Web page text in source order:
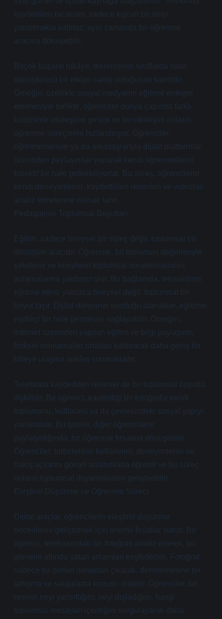
kaydedilen bir resim, sadece kişisel bir anıyı
yansıtmakla kalmaz, aynı zamanda bir öğrenme
aracına dönüşebilir.
Birçok başarılı hikâye, teknolojinin sınıflarda nasıl
dönüştürücü bir etkiye sahip olduğunun kanıtıdır.
Örneğin, özellikle sosyal medyanın eğitime entegre
edilmesiyle birlikte, öğrenciler dünya çapında farklı
kültürlerle etkileşime giriyor ve bu etkileşim onların
öğrenme süreçlerini hızlandırıyor. Öğrenciler,
öğretmenleriyle ya da arkadaşlarıyla dijital platformlar
üzerinden paylaşımlar yaparak kendi öğrenmelerini
kolektif bir hale getirebiliyorlar. Bu süreç, öğrencilerin
kendi deneyimlerini, kaydettikleri resimleri ve videoları
analiz etmelerine olanak tanır.
Pedagojinin Toplumsal Boyutları
Eğitim, sadece bireysel bir süreç değil, toplumsal bir
dönüşüm aracıdır. Öğrenme, bir toplumun değerleriyle
şekillenir ve bireylerin toplumsal sorumluluklarını
anlamalarına yardımcı olur. Bu bağlamda, teknolojinin
eğitime etkisi yalnızca bireysel değil, toplumsal bir
boyut taşır. Dijital dünyanın sunduğu olanaklar, eğitimin
eşitlikçi bir hale gelmesini sağlayabilir. Örneğin,
internet üzerinden yapılan eğitim ve bilgi paylaşımı,
fiziksel sınırlamaları ortadan kaldırarak daha geniş bir
kitleye ulaşma imkânı sunmaktadır.
Telefonda kaydedilen resimler de bu toplumsal boyutla
ilişkilidir. Bir öğrenci, kaydettiği bir fotoğrafla kendi
toplumunu, kültürünü ya da çevresindeki sosyal yapıyı
yansıtabilir. Bu görsel, diğer öğrencilerle
paylaşıldığında, bir öğrenme fırsatına dönüşebilir.
Öğrenciler, birbirlerinin kültürlerini, deneyimlerini ve
bakış açılarını görsel anlatımlarla öğrenir ve bu süreç
onların toplumsal duyarlılıklarını geliştirebilir.
Eleştirel Düşünme ve Öğrenme Süreci
Dijital araçlar, öğrencilerin eleştirel düşünme
becerilerini geliştirmek için önemli fırsatlar sunar. Bir
öğrenci, telefonundaki bir fotoğrafı analiz ederek, bu
görselin altında yatan anlamları keşfedebilir. Fotoğraf,
sadece bir görsel olmaktan çıkarak, derinlemesine bir
tartışma ve sorgulama konusu olabilir. Öğrenciler, bir
resmin neyi yansıttığını, neyi dışladığını, hangi
toplumsal mesajları içerdiğini sorgulayarak daha